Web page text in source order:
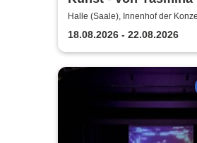
Halle (Saale), Innenhof der
Ulrichskirche Halle
18.08.2026 - 22.08.2026